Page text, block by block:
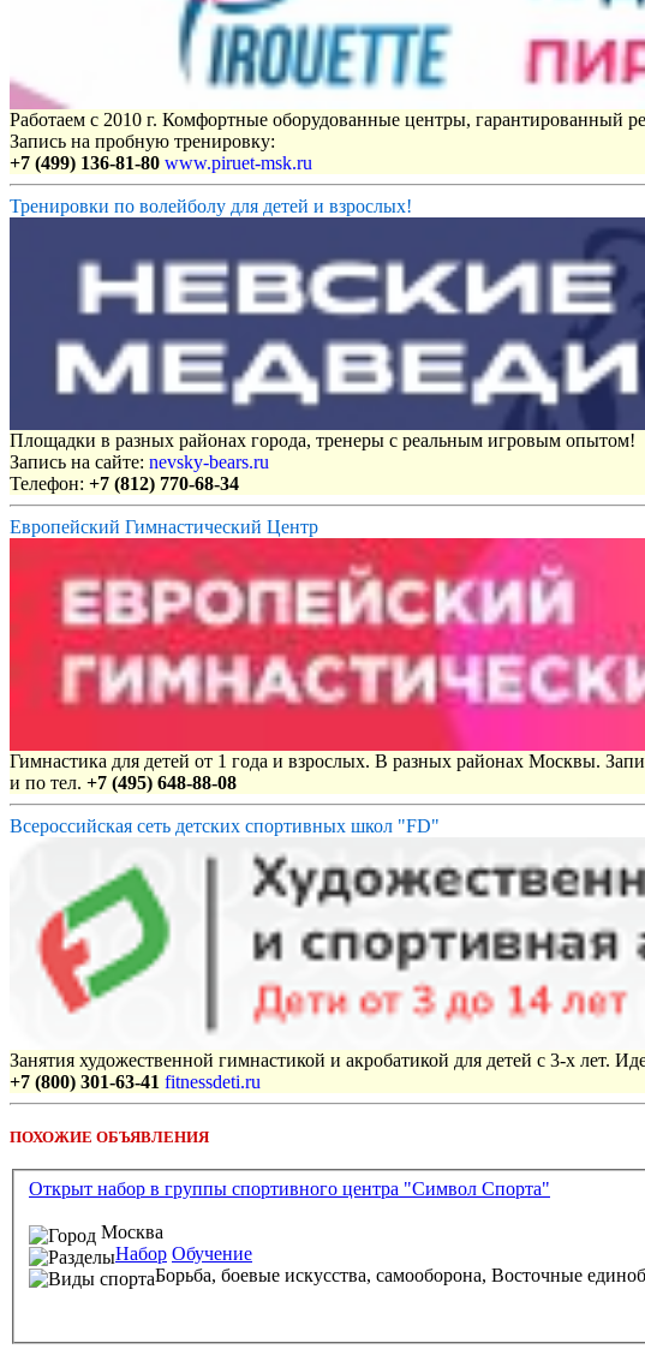
Работаем с 2010 г. Комфортные оборудованные центры, гарантированный
Запись на пробную тренировку:
+7 (499) 136-81-80 www.piruet-msk.ru
Тренировки по волейболу для детей и взрослых!
Площадки в разных районах города, тренеры с реальным игровым опытом!
Запись на сайте: nevsky-bears.ru
Телефон: +7 (812) 770-68-34
Европейский Гимнастический Центр
Гимнастика для детей от 1 года и взрослых. В разных районах Москвы.
и по тел. +7 (495) 648-88-08
Всероссийская сеть детских спортивных школ "FD"
Занятия художественной гимнастикой и акробатикой для детей с 3-х лет.
+7 (800) 301-63-41 fitnessdeti.ru
ПОХОЖИЕ ОБЪЯВЛЕНИЯ
Открыт набор в группы спортивного центра "Символ Спорта"
Москва
Набор Обучение
Борьба, боевые искусства, самооборона, Восточные